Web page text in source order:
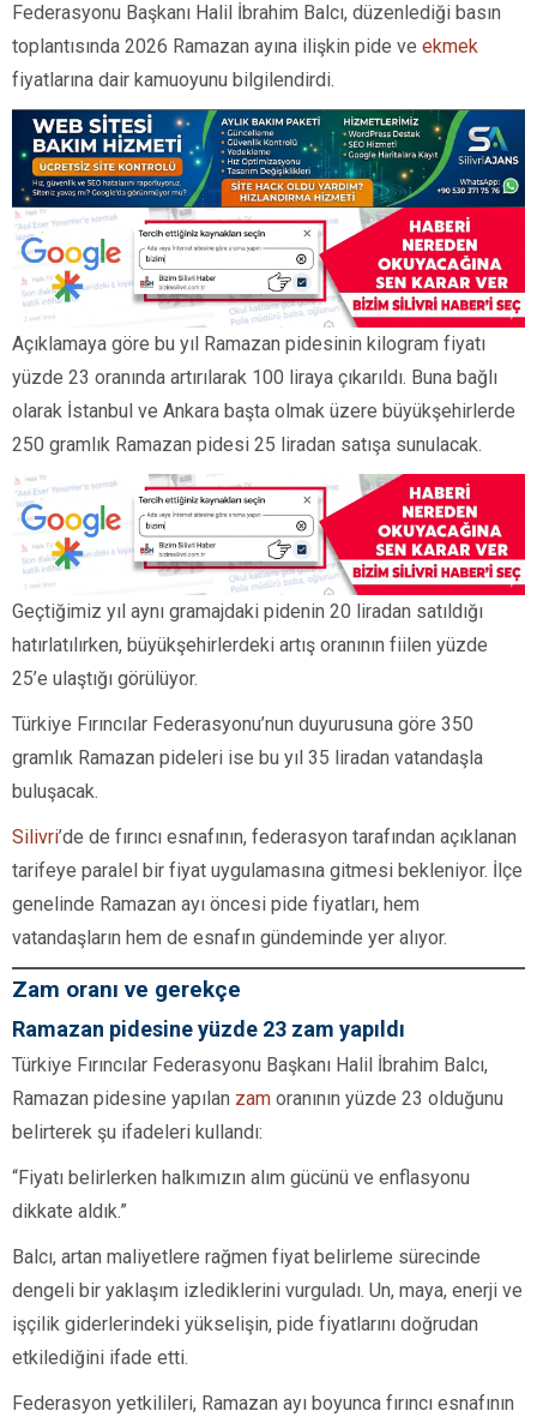
Federasyonu Başkanı Halil İbrahim Balcı, düzenlediği basın
toplantısında 2026 Ramazan ayına ilişkin pide ve ekmek
fiyatlarına dair kamuoyunu bilgilendirdi.
Açıklamaya göre bu yıl Ramazan pidesinin kilogram fiyatı
yüzde 23 oranında artırılarak 100 liraya çıkarıldı. Buna bağlı
olarak İstanbul ve Ankara başta olmak üzere büyükşehirlerde
250 gramlık Ramazan pidesi 25 liradan satışa sunulacak.
Geçtiğimiz yıl aynı gramajdaki pidenin 20 liradan satıldığı
hatırlatılırken, büyükşehirlerdeki artış oranının fiilen yüzde
25’e ulaştığı görülüyor.
Türkiye Fırıncılar Federasyonu’nun duyurusuna göre 350
gramlık Ramazan pideleri ise bu yıl 35 liradan vatandaşla
buluşacak.
Silivri’de de fırıncı esnafının, federasyon tarafından açıklanan
tarifeye paralel bir fiyat uygulamasına gitmesi bekleniyor. İlçe
genelinde Ramazan ayı öncesi pide fiyatları, hem
vatandaşların hem de esnafın gündeminde yer alıyor.
Zam oranı ve gerekçe
Ramazan pidesine yüzde 23 zam yapıldı
Türkiye Fırıncılar Federasyonu Başkanı Halil İbrahim Balcı,
Ramazan pidesine yapılan zam oranının yüzde 23 olduğunu
belirterek şu ifadeleri kullandı:
“Fiyatı belirlerken halkımızın alım gücünü ve enflasyonu
dikkate aldık.”
Balcı, artan maliyetlere rağmen fiyat belirleme sürecinde
dengeli bir yaklaşım izlediklerini vurguladı. Un, maya, enerji ve
işçilik giderlerindeki yükselişin, pide fiyatlarını doğrudan
etkilediğini ifade etti.
Federasyon yetkilileri, Ramazan ayı boyunca fırıncı esnafının